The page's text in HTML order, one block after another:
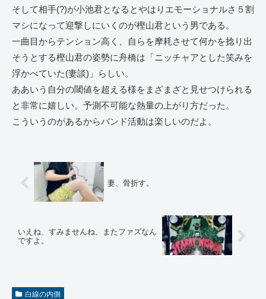
そして相手(?)が小池君となるとやはりエモーショナルさ５割
マシになって迎撃しにいくのが樫山君という男である。
一曲目からテンション高く、自らを摩耗させて何かを捻り出
そうとする樫山君の姿勢に舟橋は「ニッチャアとした笑みを
浮かべていた(妻談)」らしい。
ああいう自分の閾値を超える様をまざまざと見せつけられる
と非常に嬉しい。予測不可能な熱量の上がり方だった。
こういうのがあるからバンド活動は楽しいのだよ。
妻、骨折す。
いえね、すみませんね、またファズなん
ですよ。
白線の内側